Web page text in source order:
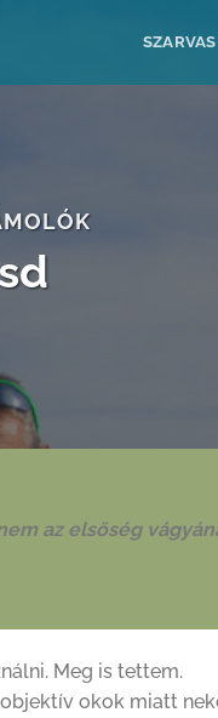
az elsőség
Meg is tettem.
okok miatt